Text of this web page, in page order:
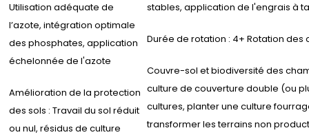
Utilisation adéquate de
l’azote, intégration optimale
des phosphates, application
échelonnée de l'azote
Amélioration de la protection
des sols : Travail du sol réduit
ou nul, résidus de culture
stables, application de l'engrais à
Durée de rotation : 4+ Rotation des
Couvre-sol et biodiversité des
culture de couverture double (ou
cultures, planter une culture
transformer les terrains non